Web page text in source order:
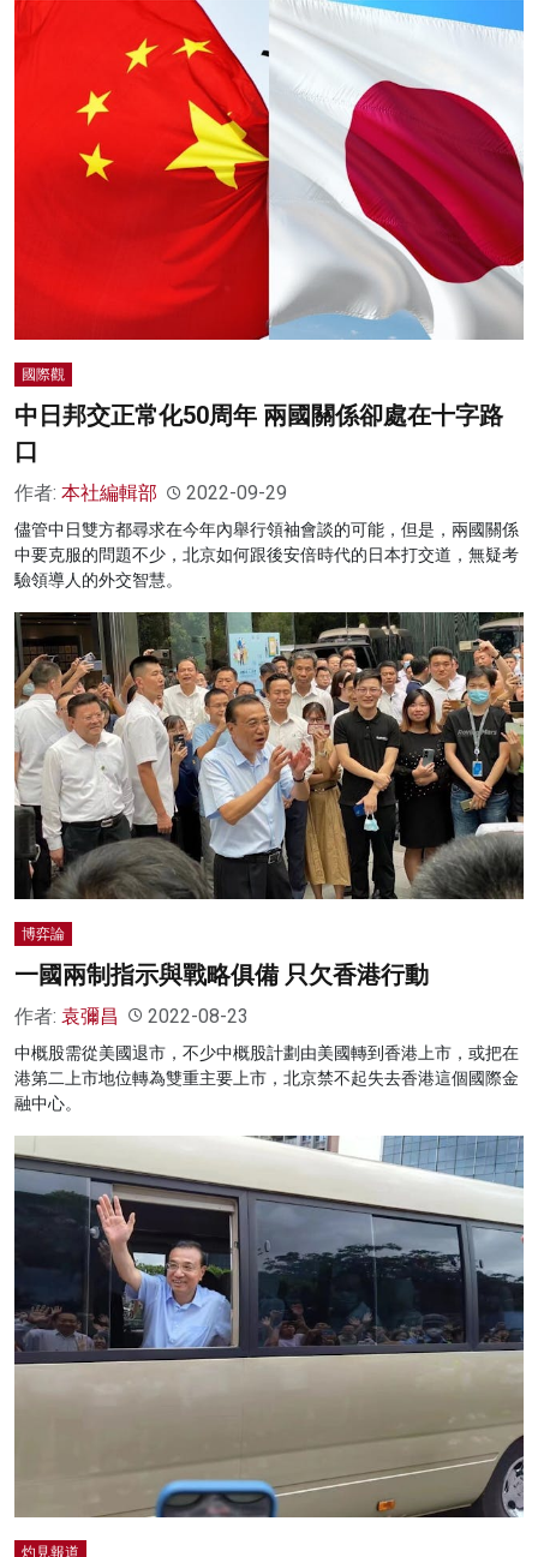
國際觀
中日邦交正常化50周年 兩國關係卻處在十字路
口
作者: 本社編輯部 2022-09-29
儘管中日雙方都尋求在今年內舉行領袖會談的可能，但是，兩國關係
中要克服的問題不少，北京如何跟後安倍時代的日本打交道，無疑考
驗領導人的外交智慧。
博弈論
一國兩制指示與戰略俱備 只欠香港行動
作者: 袁彌昌 2022-08-23
中概股需從美國退市，不少中概股計劃由美國轉到香港上市，或把在
港第二上市地位轉為雙重主要上市，北京禁不起失去香港這個國際金
融中心。
灼見報道